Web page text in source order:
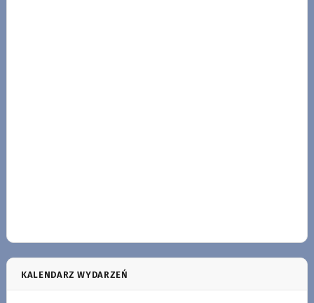
KALENDARZ WYDARZEŃ